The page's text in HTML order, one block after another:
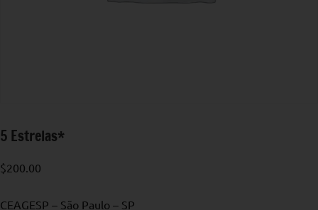
5 Estrelas*
$200.00
CEAGESP – São Paulo – SP